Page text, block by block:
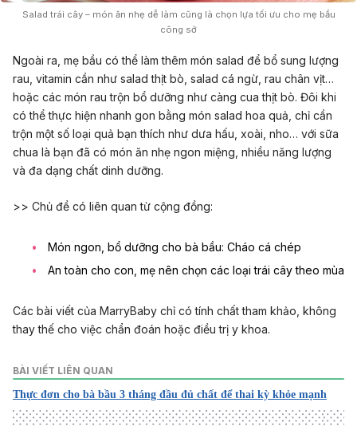
Salad trái cây – món ăn nhẹ dễ làm cũng là chọn lựa tối ưu cho mẹ bầu
công sở
Ngoài ra, mẹ bầu có thể làm thêm món salad để bổ sung lượng
rau, vitamin cần như salad thịt bò, salad cá ngừ, rau chân vịt…
hoặc các món rau trộn bổ dưỡng như càng cua thịt bò. Đôi khi
có thể thực hiện nhanh gon bằng món salad hoa quả chỉ cần
trộn một số loại quả bạn thích như dưa hấu, xoài, nho… với sữa
chua là bạn đã có món ăn nhẹ ngon miệng, nhiều năng lượng
và đa dạng chất dinh dưỡng.
>> Chủ đề có liên quan từ cộng đồng:
Món ngon, bổ dưỡng cho bà bầu: Cháo cá chép
An toàn cho con, mẹ nên chọn các loại trái cây theo mùa
Các bài viết của MarryBaby chỉ có tính chất tham khảo, không
thay thế cho việc chẩn đoán hoặc điều trị y khoa.
BÀI VIẾT LIÊN QUAN
Thực đơn cho bà bầu 3 tháng đầu đủ chất để thai kỳ khỏe mạnh